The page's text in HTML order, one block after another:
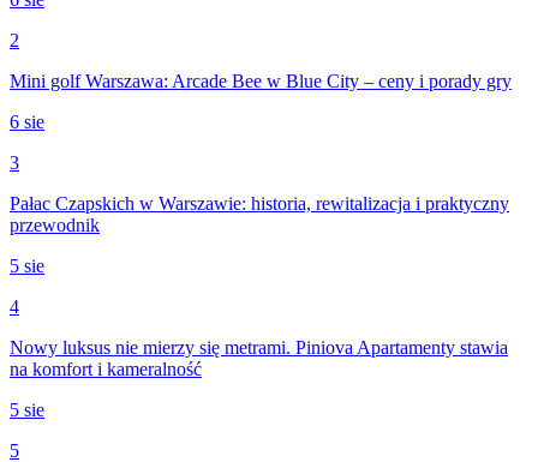
2
Mini golf Warszawa: Arcade Bee w Blue City – ceny i porady gry
6 sie
3
Pałac Czapskich w Warszawie: historia, rewitalizacja i praktyczny
przewodnik
5 sie
4
Nowy luksus nie mierzy się metrami. Piniova Apartamenty stawia
na komfort i kameralność
5 sie
5